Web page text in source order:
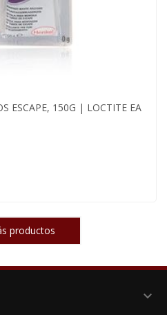
ESCAPE, 150G | LOCTITE EA
productos
keyboard_arrow_down